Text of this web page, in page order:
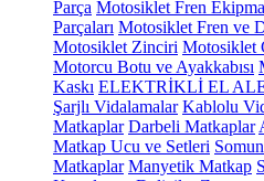
Parça Motosiklet Fren
Parçaları Motosiklet Fren ve
Motosiklet Zinciri Motosiklet
Motorcu Botu ve Ayakkabısı
Kaskı ELEKTRİKLİ EL
Şarjlı Vidalamalar Kablolu
Matkaplar Darbeli Matkaplar
Matkap Ucu ve Setleri
Matkaplar Manyetik Matkap